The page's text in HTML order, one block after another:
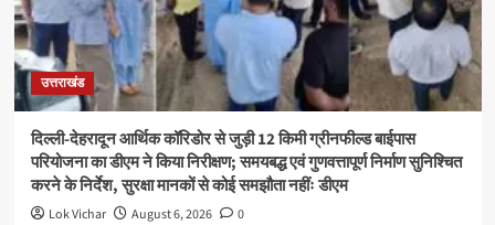
उत्तराखंड
दिल्ली-देहरादून आर्थिक कॉरिडोर से जुड़ी 12 किमी ग्रीनफील्ड बाईपास
परियोजना का डीएम ने किया निरीक्षण; समयबद्ध एवं गुणवत्तापूर्ण निर्माण सुनिश्चित
करने के निर्देश, सुरक्षा मानकों से कोई समझौता नहींः डीएम
Lok Vichar August 6, 2026 0